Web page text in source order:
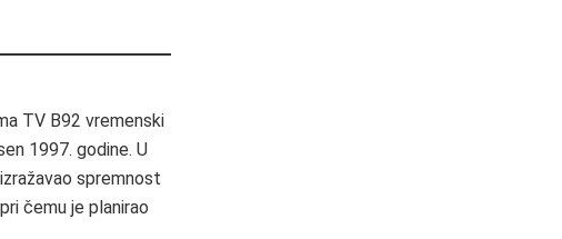
TV B92 vremenski
1997. godine. U
spremnost
čemu je planirao